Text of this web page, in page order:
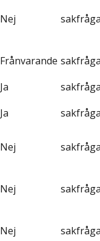
Nej
Frånvarande
Ja
Ja
Nej
Nej
Nej